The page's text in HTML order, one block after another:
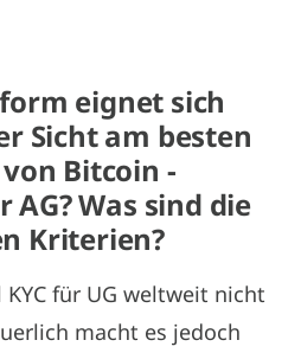
eignet sich
Sicht am besten
Bitcoin -
AG? Was sind die
Kriterien?
für UG weltweit nicht
macht es jedoch